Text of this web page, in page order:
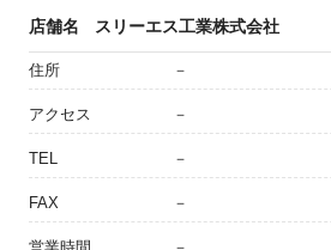
店舗名 スリーエス工業株式会社
住所 －
アクセス －
TEL －
FAX －